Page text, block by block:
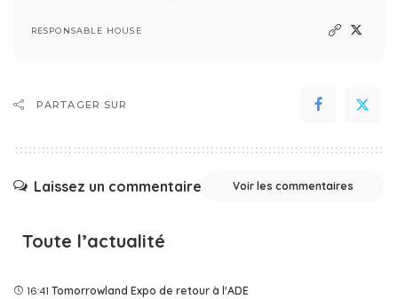
RESPONSABLE HOUSE
PARTAGER SUR
Laissez un commentaire Voir les commentaires
Toute l’actualité
16:41 Tomorrowland Expo de retour à l'ADE